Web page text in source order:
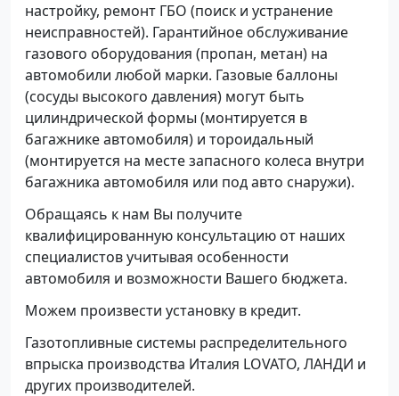
настройку, ремонт ГБО (поиск и устранение
неисправностей). Гарантийное обслуживание
газового оборудования (пропан, метан) на
автомобили любой марки. Газовые баллоны
(сосуды высокого давления) могут быть
цилиндрической формы (монтируется в
багажнике автомобиля) и тороидальный
(монтируется на месте запасного колеса внутри
багажника автомобиля или под авто снаружи).
Обращаясь к нам Вы получите
квалифицированную консультацию от наших
специалистов учитывая особенности
автомобиля и возможности Вашего бюджета.
Можем произвести установку в кредит.
Газотопливные системы распределительного
впрыска производства Италия LOVATO, ЛАНДИ и
других производителей.